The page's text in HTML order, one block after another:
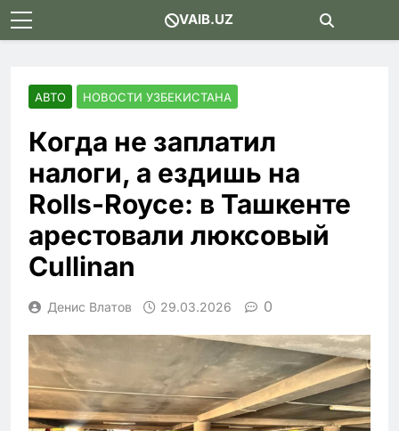
Skip
to
VAIB.UZ
АВТО НОВОСТИ УЗБЕКИСТАНА
Когда не заплатил
налоги, а ездишь на
Rolls-Royce: в Ташкенте
арестовали люксовый
Cullinan
Денис Влатов 29.03.2026 0